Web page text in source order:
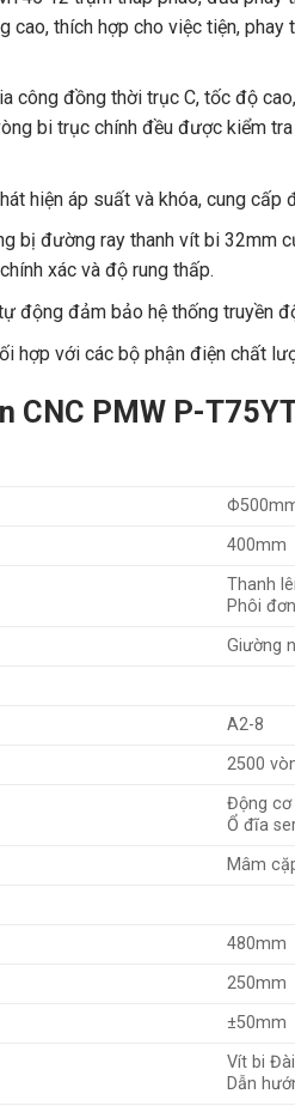
cao, thích hợp cho việc tiện,
công đồng thời trục C, tốc độ
bi trục chính đều được kiểm
hiện áp suất và khóa, cung cấp
bị đường ray thanh vít bi 32mm
xác và độ rung thấp.
động đảm bảo hệ thống truyền
hợp với các bộ phận điện chất
CNC PMW P-
400mm
Thanh
Phôi
Giường
A2-8
2500
Động cơ
Ổ đĩa
Mâm
480mm
250mm
±50mm
Vít bi
Dẫn